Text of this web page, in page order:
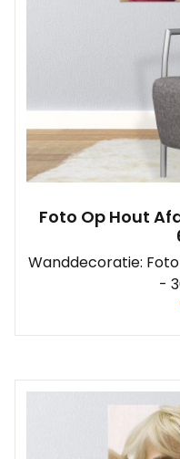
Foto Op Hout
Wanddecoratie:
-